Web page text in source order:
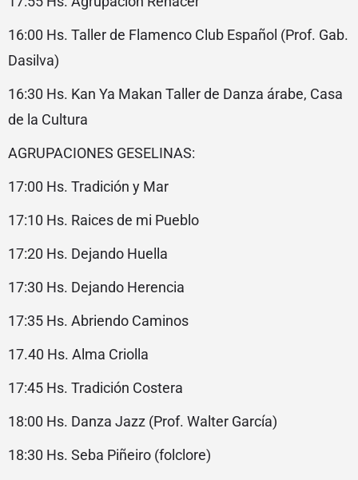
16:00 Hs. Taller de Flamenco Club Español (Prof. Gab.
Dasilva)
16:30 Hs. Kan Ya Makan Taller de Danza árabe, Casa
de la Cultura
AGRUPACIONES GESELINAS:
17:00 Hs. Tradición y Mar
17:10 Hs. Raices de mi Pueblo
17:20 Hs. Dejando Huella
17:30 Hs. Dejando Herencia
17:35 Hs. Abriendo Caminos
17.40 Hs. Alma Criolla
17:45 Hs. Tradición Costera
18:00 Hs. Danza Jazz (Prof. Walter García)
18:30 Hs. Seba Piñeiro (folclore)